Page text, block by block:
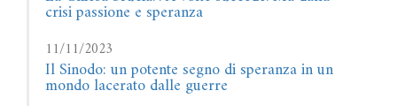
crisi passione e speranza
11/11/2023
Il Sinodo: un potente segno di speranza in un
mondo lacerato dalle guerre